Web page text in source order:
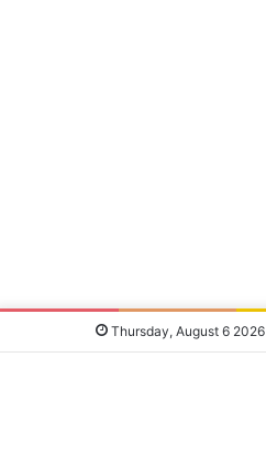
Thursday, August 6 2026